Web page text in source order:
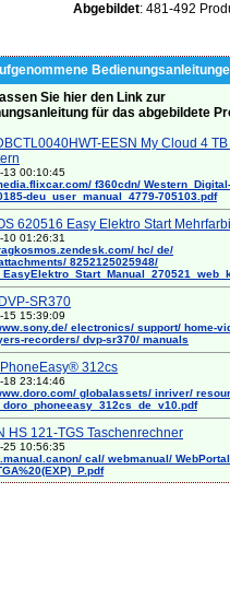
Abgebildet: 481-492
Sie hier den Link zur
für das abgebildete
EESN My Cloud 4
13 00:10:45
f360cdn/ Western_Digital-
deu_user_manual_4779-705103.pdf
620516 Easy Elektro Start
10 01:26:31
hc/ de/
8252125025948/
SR370
15 15:39:09
electronics/ support/ home-
recorders/ dvp-sr370/ manuals
PhoneEasy® 312cs
18 23:14:46
globalassets/ inriver/
HS 121-TGS Taschenrechner
25 10:56:35
cal/ webmanual/